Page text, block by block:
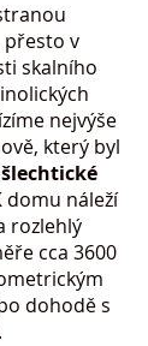
v
skalního
nejvýše
který byl
domu náleží
rozlehlý
cca 3600
dohodě s